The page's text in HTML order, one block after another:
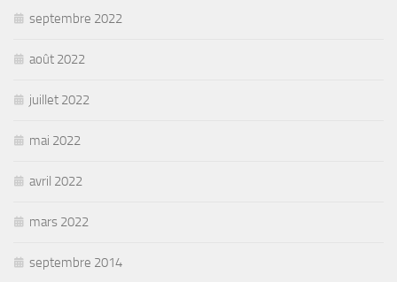
septembre 2022
août 2022
juillet 2022
mai 2022
avril 2022
mars 2022
septembre 2014